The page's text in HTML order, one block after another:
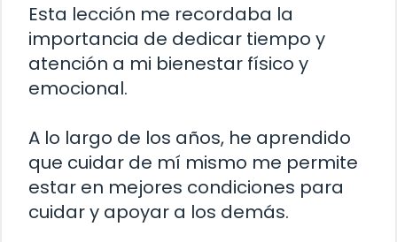
Esta lección me recordaba la
importancia de dedicar tiempo y
atención a mi bienestar físico y
emocional.
A lo largo de los años, he aprendido
que cuidar de mí mismo me permite
estar en mejores condiciones para
cuidar y apoyar a los demás.